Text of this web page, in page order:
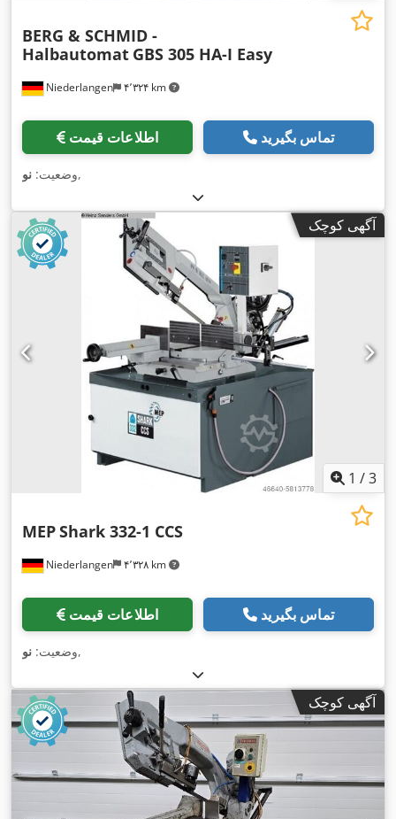
Niederlangen ۴٬۳۲۴ km
BERG & SCHMID -
Halbautomat GBS 305 HA-I Easy
اطلاعات قیمت تماس بگیرید
وضعیت: نو ,
آگهی کوچک
1 /3
Niederlangen ۴٬۳۲۸ km
MEPShark 332-1 CCS
اطلاعات قیمت تماس بگیرید
وضعیت: نو ,
آگهی کوچک